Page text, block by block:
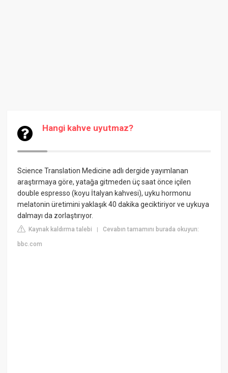
Hangi kahve uyutmaz?
Science Translation Medicine adlı dergide yayımlanan
araştırmaya göre, yatağa gitmeden üç saat önce içilen
double espresso (koyu İtalyan kahvesi), uyku hormonu
melatonin üretimini yaklaşık 40 dakika geciktiriyor ve uykuya
dalmayı da zorlaştırıyor.
Kaynak kaldırma talebi |Cevabın tamamını burada okuyun:
bbc.com